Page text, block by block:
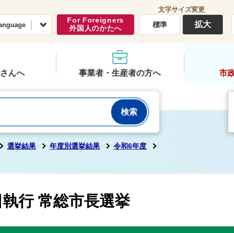
常総市公式ホームページくらし・行政
For Foreigners
外国人のかたへ
文字サイズ変更
標準 拡大
んへ 事業者・生産者の方へ 市
選挙結果 年度別選挙結果
令和6年度
執行 常総市長選挙